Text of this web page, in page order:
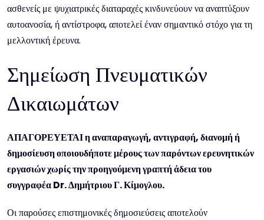
ασθενείς με ψυχιατρικές διαταραχές κινδυνεύουν να αναπτύξουν
αυτοανοσία, ή αντίστροφα, αποτελεί έναν σημαντικό στόχο για τη
μελλοντική έρευνα.
Σημείωση Πνευματικών
Δικαιωμάτων
ΑΠΑΓΟΡΕΥΕΤΑΙ η αναπαραγωγή, αντιγραφή, διανομή ή
δημοσίευση οποιουδήποτε μέρους των παρόντων ερευνητικών
εργασιών χωρίς την προηγούμενη γραπτή άδεια του
συγγραφέα Dr. Δημήτριου Γ. Κίμογλου.
Οι παρούσες επιστημονικές δημοσιεύσεις αποτελούν